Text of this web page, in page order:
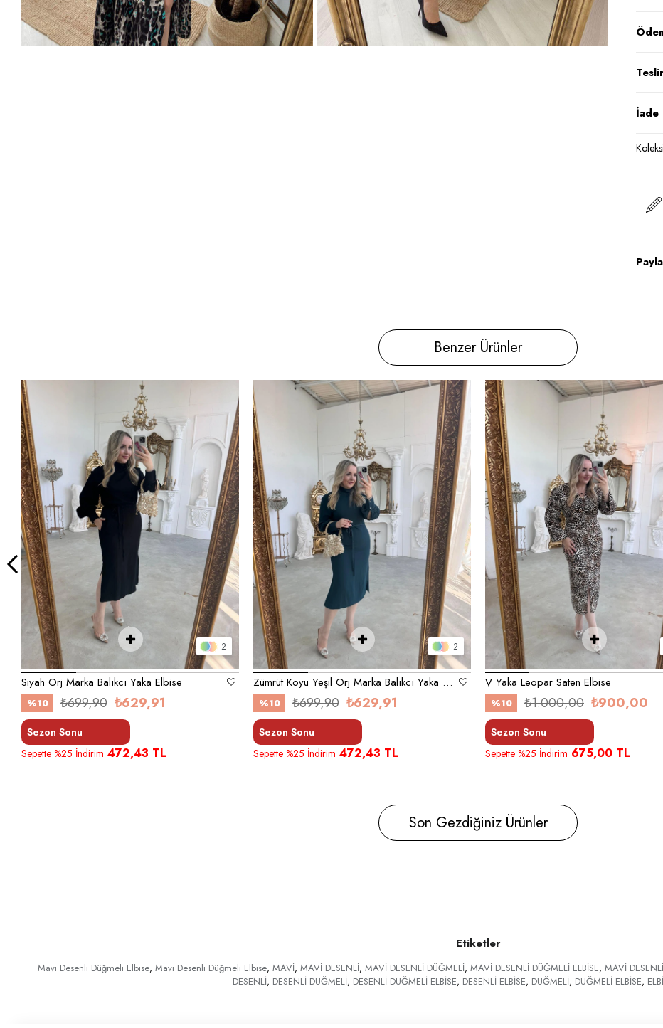
İade
Benzer Ürünler
2
Siyah Orj Marka Balıkcı Yaka Elbise
%10 ₺629,91
₺699,90
Sezon Sonu
Sepette %25 İndirim 472,43 TL
2
Zümrüt Koyu Yeşil Orj Marka Balıkcı Yaka Elbise
%10 ₺629,91
₺699,90
Sezon Sonu
Sepette %25 İndirim 472,43 TL
V Yaka Leopar Saten Elbise
%10 ₺900,00
₺1.000,00
Sezon Sonu
Sepette %25 İndirim 675,00 TL
Son Gezdiğiniz Ürünler
Etiketler
Mavi Desenli Düğmeli Elbise, Mavi Desenli Düğmeli Elbise, MAVİ, MAVİ DESENLİ, MAVİ DESENLİ DÜĞMELİ, MAVİ DESENLİ DÜĞMELİ ELBİSE, MAVİ
DESENLİ, DESENLİ DÜĞMELİ, DESENLİ DÜĞMELİ ELBİSE, DESENLİ ELBİSE, DÜĞMELİ, DÜĞMELİ ELBİSE,